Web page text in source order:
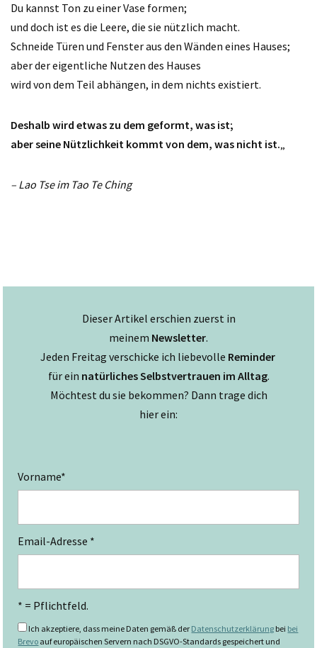
Du kannst Ton zu einer Vase formen;
und doch ist es die Leere, die sie nützlich macht.
Schneide Türen und Fenster aus den Wänden eines Hauses;
aber der eigentliche Nutzen des Hauses
wird von dem Teil abhängen, in dem nichts existiert.
Deshalb wird etwas zu dem geformt, was ist;
aber seine Nützlichkeit kommt von dem, was nicht ist.„
– Lao Tse im Tao Te Ching
Dieser Artikel erschien zuerst in
meinem Newsletter.
Jeden Freitag verschicke ich liebevolle Reminder
für ein natürliches Selbstvertrauen im Alltag.
Möchtest du sie bekommen? Dann trage dich
hier ein:
Vorname*
Email-Adresse *
* = Pflichtfeld.
Ich akzeptiere, dass meine Daten gemäß der Datenschutzerklärung bei bei
Brevo auf europäischen Servern nach DSGVO-Standards gespeichert und